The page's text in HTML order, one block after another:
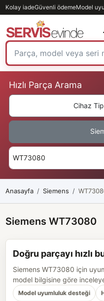
Kolay iadeGüvenli ödemeModel
Hızlı Parça Arama
Cihaz
Anasayfa Siemens
Siemens WT73080
Doğru parçayı hızlı
Siemens WT73080 için
model bilgisine göre
Model uyumluluk desteği